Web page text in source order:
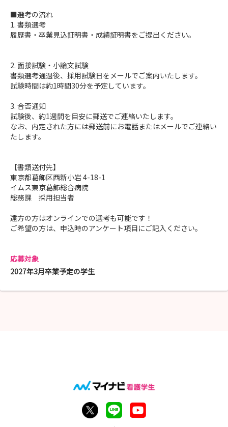
■選考の流れ
1. 書類選考
履歴書・卒業見込証明書・成績証明書をご提出ください。
2. 面接試験・小論文試験
書類選考通過後、採用試験日をメールでご案内いたします。
試験時間は約1時間30分を予定しています。
3. 合否通知
試験後、約1週間を目安に郵送でご連絡いたします。
なお、内定された方には郵送前にお電話またはメールでご連絡い
たします。
【書類送付先】
東京都葛飾区西新小岩 4-18-1
イムス東京葛飾総合病院
総務課 採用担当者
遠方の方はオンラインでの選考も可能です！
ご希望の方は、申込時のアンケート項目にご記入ください。
応募対象
2027年3月卒業予定の学生